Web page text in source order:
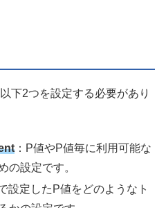
下2つを設定する必要があり
：P値やP値毎に利用可能な
の設定です。
設定したP値をどのようなト